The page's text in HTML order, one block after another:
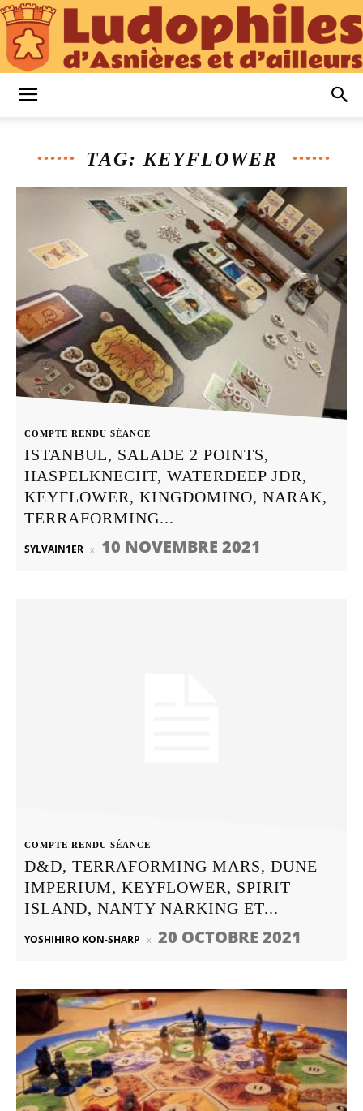
et
d’Ailleurs
TAG: KEYFLOWER
COMPTE RENDU SÉANCE
ISTANBUL, SALADE 2 POINTS,
HASPELKNECHT, WATERDEEP JDR,
KEYFLOWER, KINGDOMINO, NARAK,
TERRAFORMING...
SYLVAIN1ER 10 NOVEMBRE 2021
COMPTE RENDU SÉANCE
D&D, TERRAFORMING MARS, DUNE
IMPERIUM, KEYFLOWER, SPIRIT
ISLAND, NANTY NARKING ET...
YOSHIHIRO KON-SHARP 20 OCTOBRE 2021